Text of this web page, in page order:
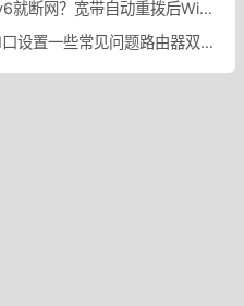
宽带重拨后IPv6就断网？宽带自动重拨后Win10的IPv6失效
路由器双WAN口设置一些常见问题路由器双WAN口设置踩坑